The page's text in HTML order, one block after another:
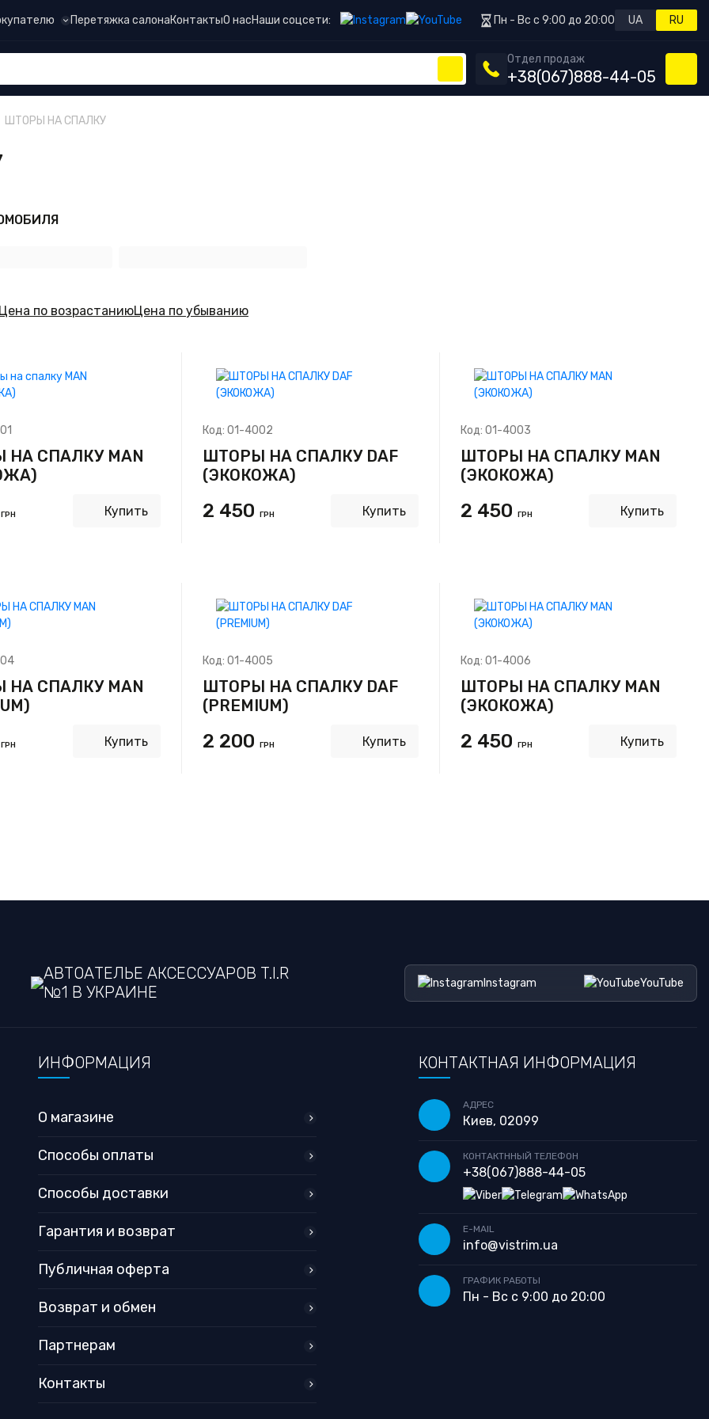
Перетяжка салонаКонтактыО насНаши соцсети: Пн - Вс с 9:00 до 20:00 UA RU
Отдел продаж
+38(067)888-44-05
ШТОРЫ НА СПАЛКУ
Цена по возрастаниюЦена по убыванию
СПАЛКУ MAN
ГРН Купить
Код: 01-4002
ШТОРЫ НА СПАЛКУ DAF
(ЭКОКОЖА)
2 450 ГРН Купить
Код: 01-4003
ШТОРЫ НА СПАЛКУ MAN
(ЭКОКОЖА)
2 450 ГРН Купить
СПАЛКУ MAN
ГРН Купить
Код: 01-4005
ШТОРЫ НА СПАЛКУ DAF
(PREMIUM)
2 200 ГРН Купить
Код: 01-4006
ШТОРЫ НА СПАЛКУ MAN
(ЭКОКОЖА)
2 450 ГРН Купить
АВТОАТЕЛЬЕ АКСЕССУАРОВ T.I.R
№1 В УКРАИНЕ
Instagram YouTube
ИНФОРМАЦИЯ
О магазине
Способы оплаты
Способы доставки
Гарантия и возврат
Публичная оферта
Возврат и обмен
Партнерам
Контакты
КОНТАКТНАЯ ИНФОРМАЦИЯ
АДРЕС
Киев, 02099
КОНТАКТННЫЙ ТЕЛЕФОН
+38(067)888-44-05
E-MAIL
info@vistrim.ua
ГРАФИК РАБОТЫ
Пн - Вс с 9:00 до 20:00